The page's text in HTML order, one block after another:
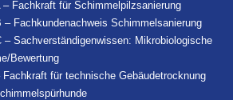
– Fachkraft für Schimmelpilzsanierung
– Fachkundenachweis Schimmelsanierung
– Sachverständigenwissen: Mikrobiologische
Bewertung
Fachkraft für technische Gebäudetrocknung